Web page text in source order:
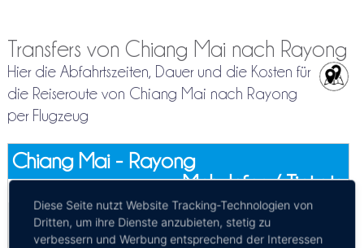
Transfers von Chiang Mai nach Rayong
Hier die Abfahrtszeiten, Dauer und die Kosten für
die Reiseroute von Chiang Mai nach Rayong
per Flugzeug
Chiang Mai - Rayong
Mehr Infos / Tickets
Bus Chiang Mai - Rayong
Kosten:EUR 24.39–32.01 Dauer:12h 55m – 17h 5m
Diese Seite nutzt Website Tracking-Technologien von
Dritten, um ihre Dienste anzubieten, stetig zu
verbessern und Werbung entsprechend der Interessen